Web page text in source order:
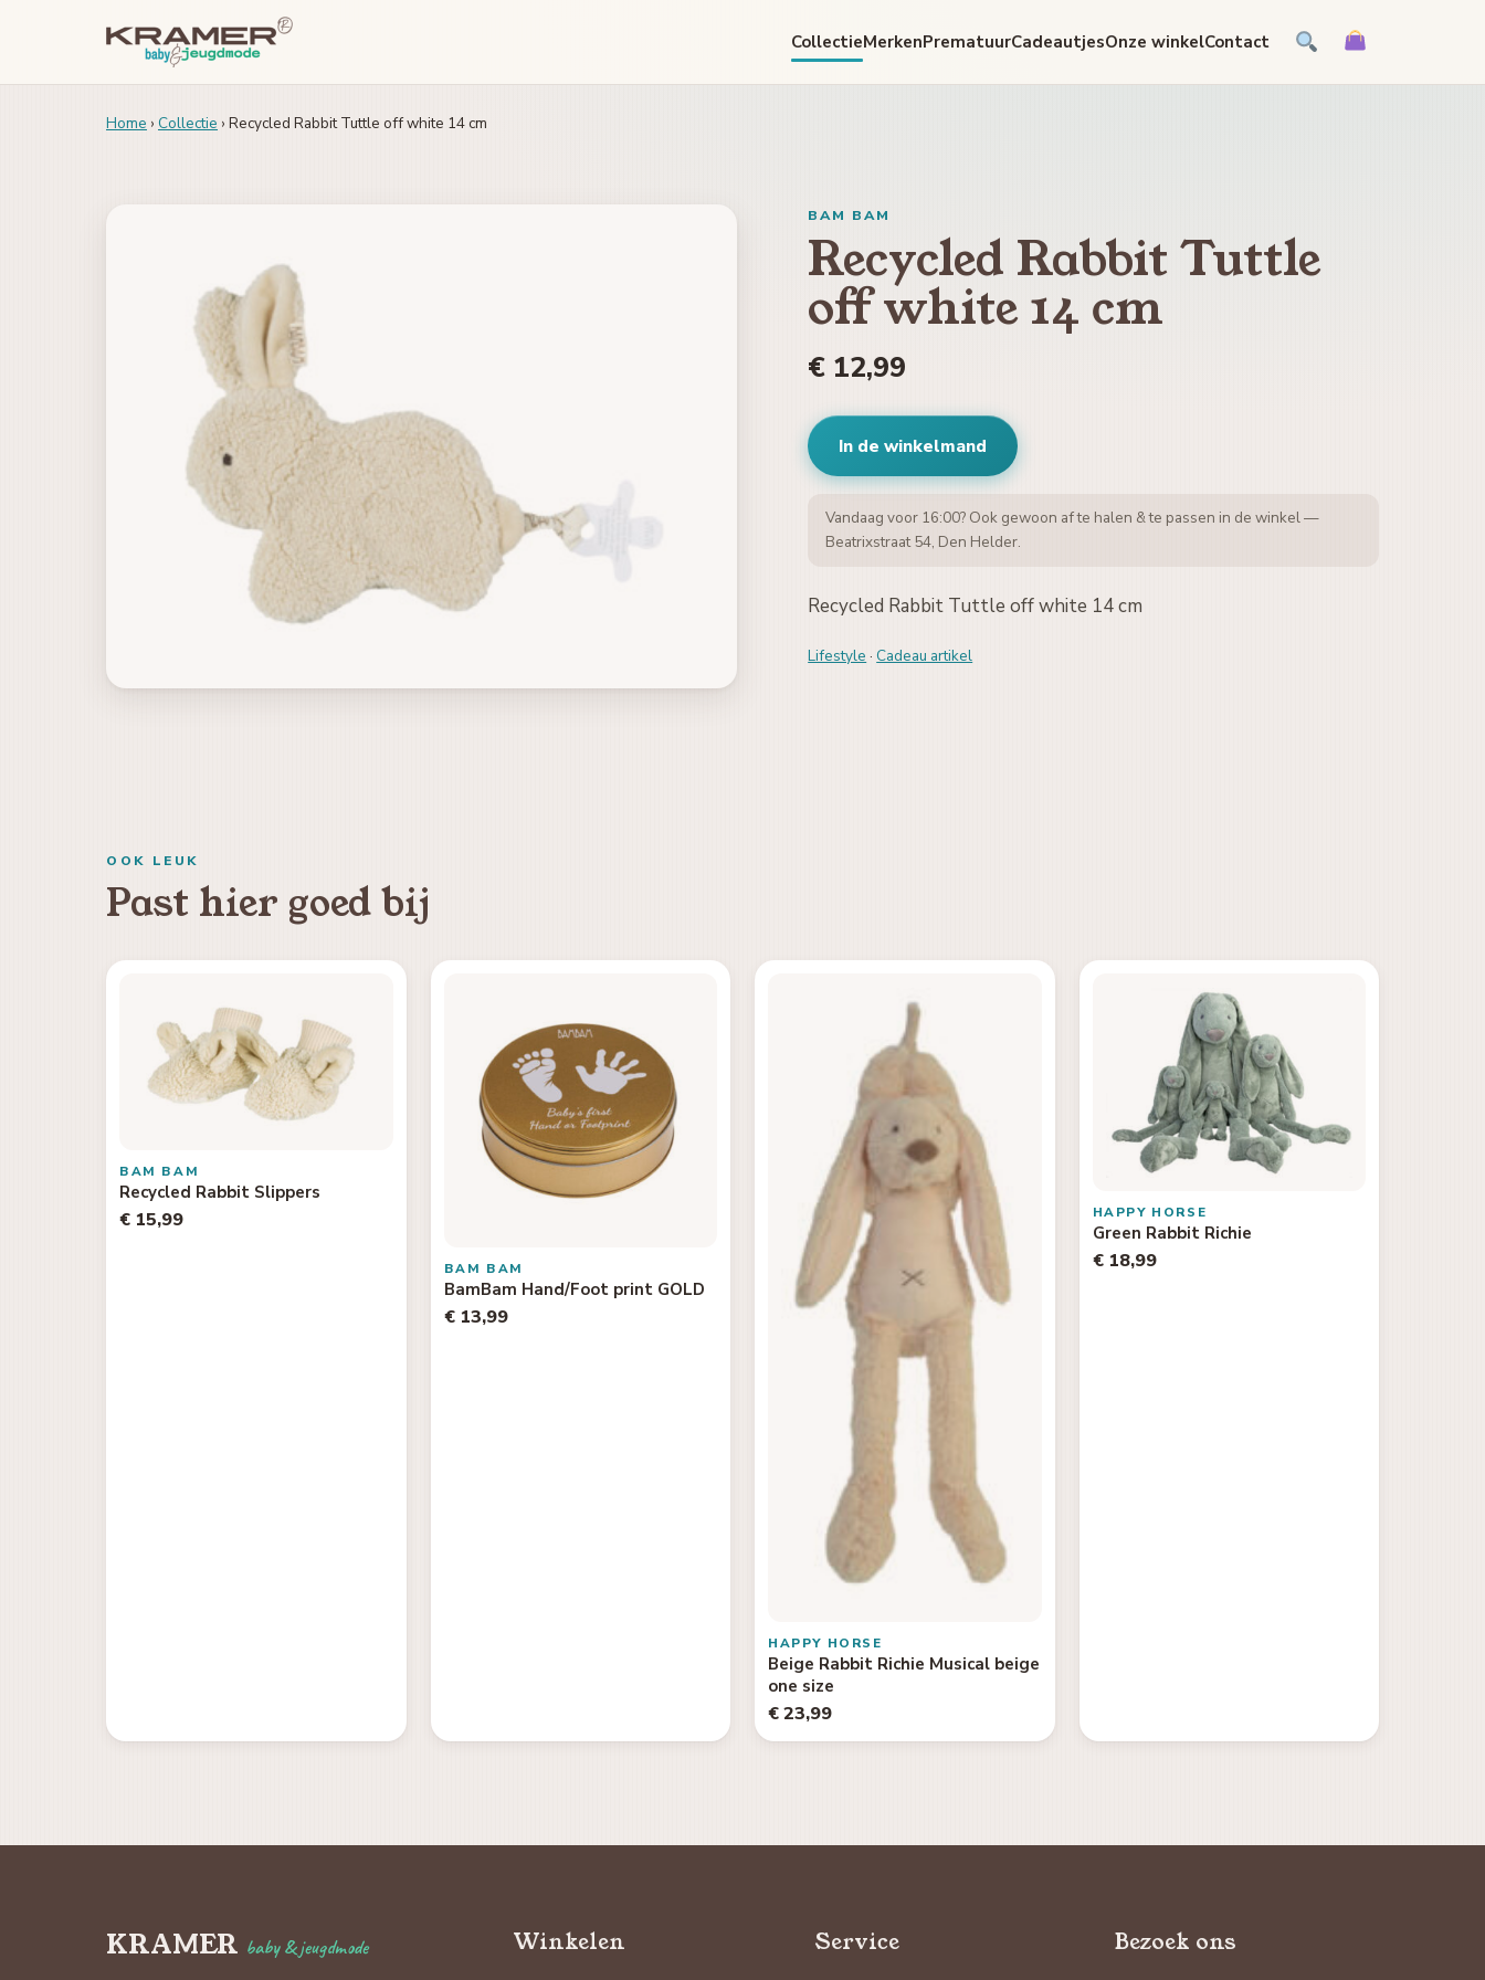
CollectieMerkenPrematuurCadeautjesOnze winkelContact
Home › Collectie › Recycled Rabbit Tuttle off white 14 cm
BAM BAM
Recycled Rabbit Tuttle
off white 14 cm
€ 12,99
In de winkelmand
Vandaag voor 16:00? Ook gewoon af te halen & te passen in de winkel —
Beatrixstraat 54, Den Helder.
Recycled Rabbit Tuttle off white 14 cm
Lifestyle · Cadeau artikel
OOK LEUK
Past hier goed bij
BAM BAM
Recycled Rabbit Slippers
€ 15,99
BAM BAM
BamBam Hand/Foot print GOLD
€ 13,99
HAPPY HORSE
Beige Rabbit Richie Musical beige
one size
€ 23,99
HAPPY HORSE
Green Rabbit Richie
€ 18,99
KRAMER baby & jeugdmode Winkelen Service Bezoek ons